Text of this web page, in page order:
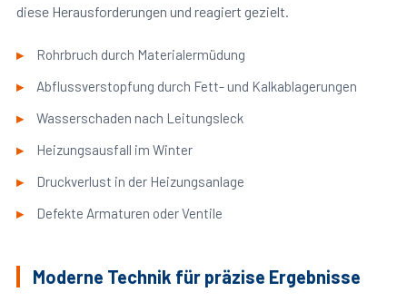
diese Herausforderungen und reagiert gezielt.
Rohrbruch durch Materialermüdung
Abflussverstopfung durch Fett- und Kalkablagerungen
Wasserschaden nach Leitungsleck
Heizungsausfall im Winter
Druckverlust in der Heizungsanlage
Defekte Armaturen oder Ventile
Moderne Technik für präzise Ergebnisse